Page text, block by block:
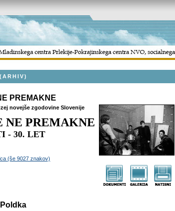
PREMAKNE
novejše zgodovine Slovenije
NE PREMAKNE
- 30. LET
(še 9027 znakov)